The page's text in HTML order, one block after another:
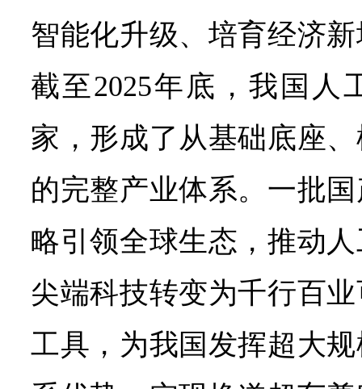
智能化升级、培育经济
截至2025年底，我国人
家，形成了从基础底座
的完整产业体系。一批
略引领全球生态，推动
尖端科技转变为千行百
工具，为我国发挥超大